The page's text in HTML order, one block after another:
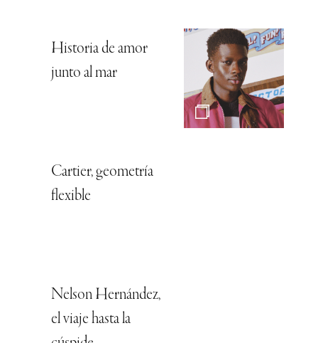
Historia de amor
junto al mar
Cartier, geometría
flexible
Nelson Hernández,
el viaje hasta la